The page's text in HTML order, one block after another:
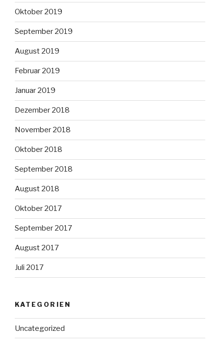
Oktober 2019
September 2019
August 2019
Februar 2019
Januar 2019
Dezember 2018
November 2018
Oktober 2018
September 2018
August 2018
Oktober 2017
September 2017
August 2017
Juli 2017
KATEGORIEN
Uncategorized